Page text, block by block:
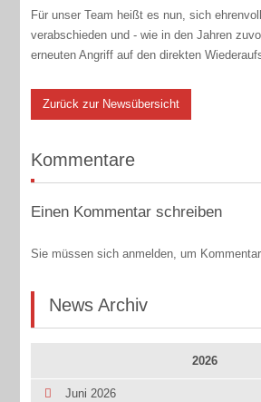
Für unser Team heißt es nun, sich
verabschieden und - wie in den Jahren
erneuten Angriff auf den direkten
Zurück zur Newsübersicht
Kommentare
Einen Kommentar schreiben
Sie müssen sich anmelden, um
News Archiv
2026
Juni 2026